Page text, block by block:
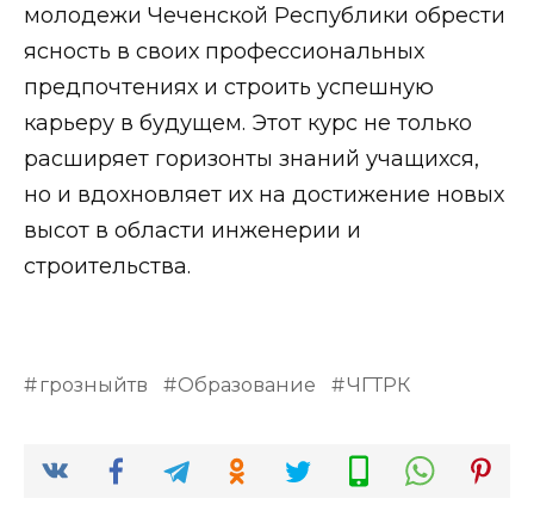
молодежи Чеченской Республики обрести
ясность в своих профессиональных
предпочтениях и строить успешную
карьеру в будущем. Этот курс не только
расширяет горизонты знаний учащихся,
но и вдохновляет их на достижение новых
высот в области инженерии и
строительства.
грозныйтв Образование ЧГТРК